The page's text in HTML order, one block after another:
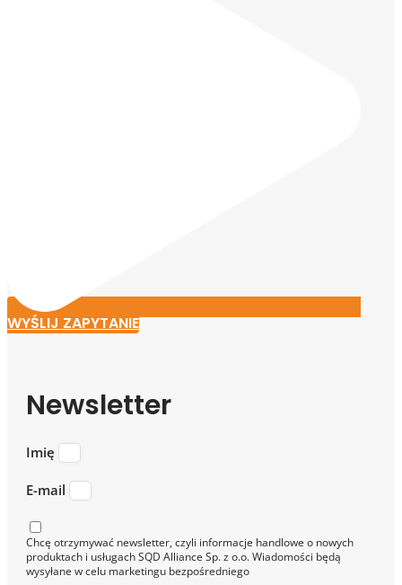
WYŚLIJ ZAPYTANIE
Newsletter
Imię
E-mail
Chcę otrzymywać newsletter, czyli informacje handlowe o nowych
produktach i usługach SQD Alliance Sp. z o.o. Wiadomości będą
wysyłane w celu marketingu bezpośredniego